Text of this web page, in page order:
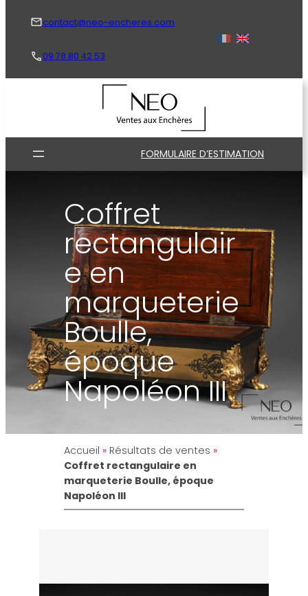
contact@neo-encheres.com
09 78 80 42 53
FORMULAIRE D’ESTIMATION
Coffret
rectangulair
e en
marqueterie
Boulle,
époque
Napoléon III
Accueil » Résultats de ventes »
Coffret rectangulaire en
marqueterie Boulle, époque
Napoléon III